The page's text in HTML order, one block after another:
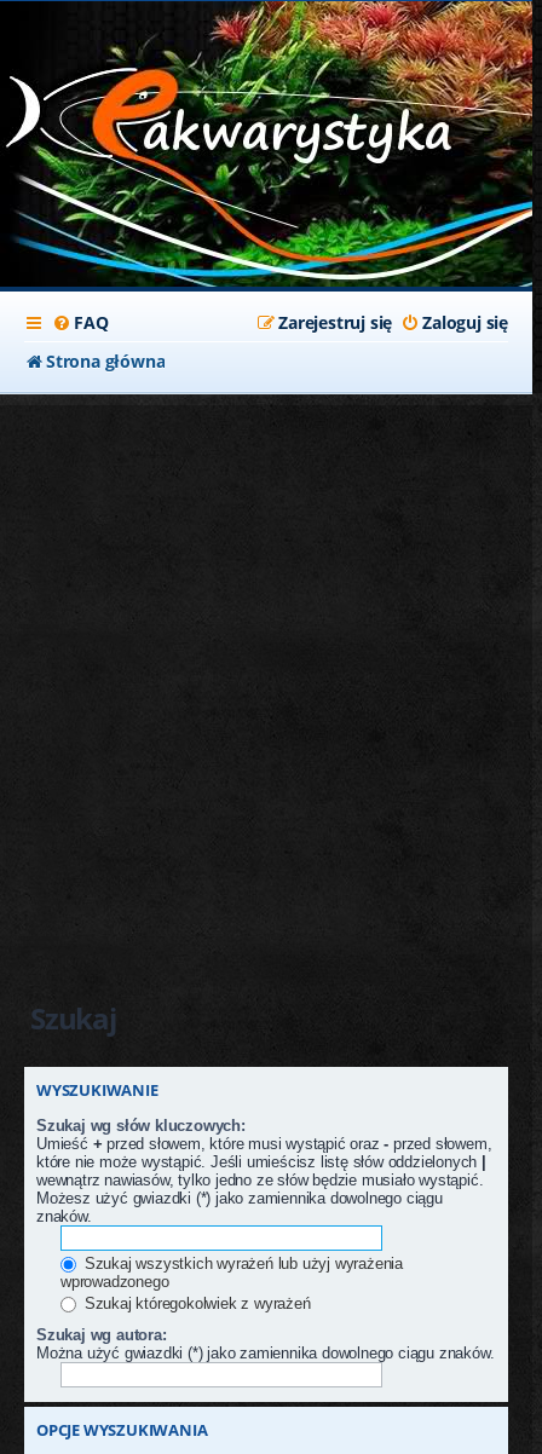
FAQ Zaloguj się
Zarejestruj się
Strona główna
Szukaj
WYSZUKIWANIE
Szukaj wg słów kluczowych:
Umieść + przed słowem, które musi wystąpić oraz- przed słowem,
które nie może wystąpić. Jeśli umieścisz listę słów oddzielonych |
wewnątrz nawiasów, tylko jedno ze słów będzie musiało wystąpić.
Możesz użyć gwiazdki (*) jako zamiennika dowolnego ciągu
znaków.
Szukaj wszystkich wyrażeń lub użyj wyrażenia
wprowadzonego
Szukaj któregokolwiek z wyrażeń
Szukaj wg autora:
Można użyć gwiazdki (*) jako zamiennika dowolnego ciągu znaków.
OPCJE WYSZUKIWANIA